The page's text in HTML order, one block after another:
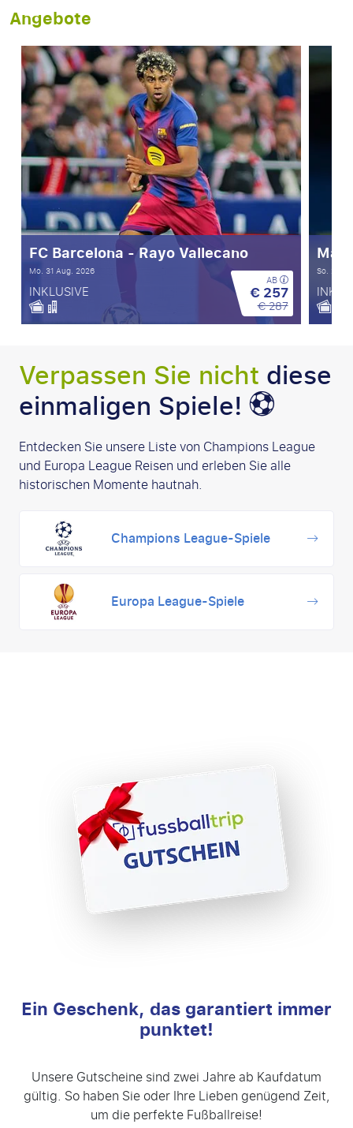
Angebote
FC Barcelona - Rayo Vallecano
Mo. 31 Aug. 2026
INKLUSIVE
AB
€ 257
€ 287
So. 23
Verpassen Sie nichtdiese
einmaligen Spiele!
Entdecken Sie unsere Liste von Champions League
und Europa League Reisen und erleben Sie alle
historischen Momente hautnah.
Champions League-Spiele
Europa League-Spiele
Ein Geschenk, das garantiert immer
punktet!
Unsere Gutscheine sind zwei Jahre ab Kaufdatum
gültig. So haben Sie oder Ihre Lieben genügend Zeit,
um die perfekte Fußballreise!